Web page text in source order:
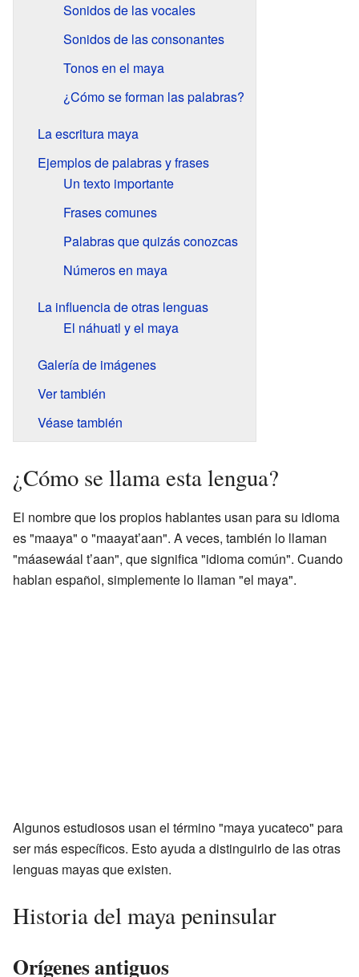
Sonidos de las vocales
Sonidos de las consonantes
Tonos en el maya
¿Cómo se forman las palabras?
La escritura maya
Ejemplos de palabras y frases
Un texto importante
Frases comunes
Palabras que quizás conozcas
Números en maya
La influencia de otras lenguas
El náhuatl y el maya
Galería de imágenes
Ver también
Véase también
¿Cómo se llama esta lengua?
El nombre que los propios hablantes usan para su idioma
es "maaya" o "maayatʼaan". A veces, también lo llaman
"máasewáal tʼaan", que significa "idioma común". Cuando
hablan español, simplemente lo llaman "el maya".
Algunos estudiosos usan el término "maya yucateco" para
ser más específicos. Esto ayuda a distinguirlo de las otras
lenguas mayas que existen.
Historia del maya peninsular
Orígenes antiguos